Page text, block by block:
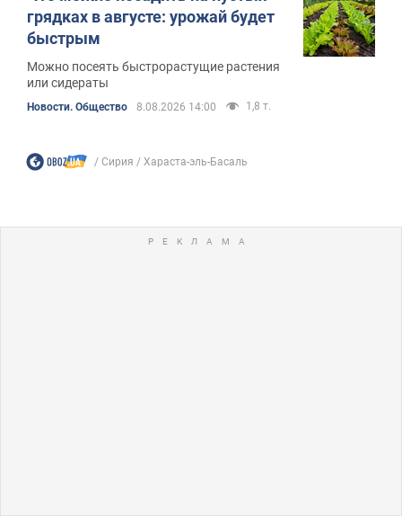
грядках в августе: урожай будет
быстрым
Можно посеять быстрорастущие растения
или сидераты
Новости. Общество 8.08.2026 14:00 1,8 т.
Сирия Хараста-эль-Басаль